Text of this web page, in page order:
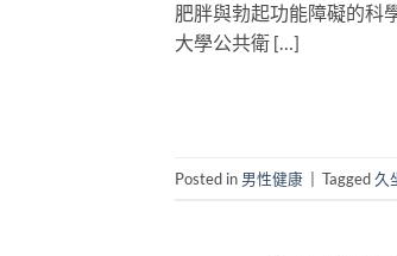
肥胖與勃起功能障礙的科
大學公共衛 […]
Posted in 男性健康 Tagged久